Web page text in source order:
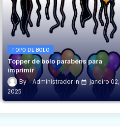
TOPO DE BOLO
Topper de bolo parabéns para
imprimir
Administrador
janeiro 02,
2025